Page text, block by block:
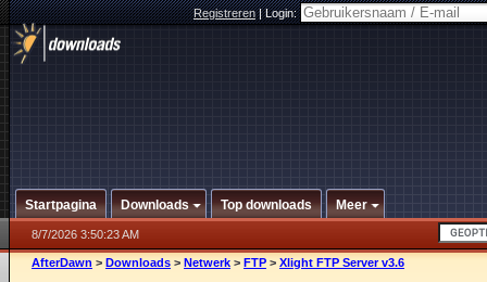
Registreren|Login:
Startpagina Downloads Top downloads Meer
8/7/2026 3:50:23 AM
AfterDawn > Downloads > Netwerk > FTP > Xlight FTP Server v3.6